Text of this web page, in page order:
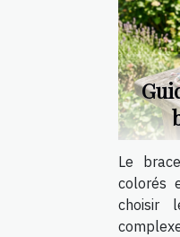
Le
colorés
choisir